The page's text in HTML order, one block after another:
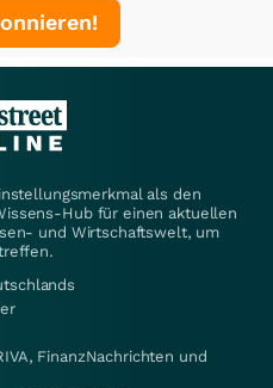
als den
Hub für einen aktuellen
und Wirtschaftswelt, um
FinanzNachrichten und